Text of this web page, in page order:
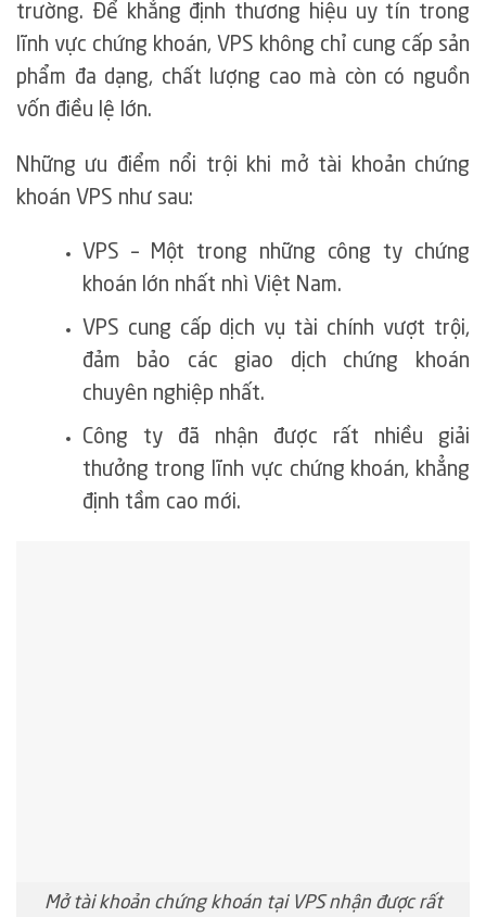
trường. Để khẳng định thương hiệu uy tín trong
lĩnh vực chứng khoán, VPS không chỉ cung cấp sản
phẩm đa dạng, chất lượng cao mà còn có nguồn
vốn điều lệ lớn.
Những ưu điểm nổi trội khi mở tài khoản chứng
khoán VPS như sau:
VPS – Một trong những công ty chứng
khoán lớn nhất nhì Việt Nam.
VPS cung cấp dịch vụ tài chính vượt trội,
đảm bảo các giao dịch chứng khoán
chuyên nghiệp nhất.
Công ty đã nhận được rất nhiều giải
thưởng trong lĩnh vực chứng khoán, khẳng
định tầm cao mới.
Mở tài khoản chứng khoán tại VPS nhận được rất